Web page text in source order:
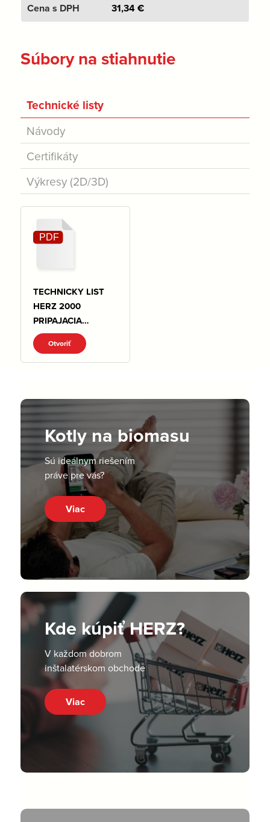
31,34€
Súbory na stiahnutie
Technické listy
Návody
Certifikáty
Výkresy (2D/3D)
TECHNICKY LIST
HERZ 2000
PRIPAJACIA
SUSTAVA.pdf
Otvoriť
Kotly na biomasu
Sú ideálnym riešením
práve pre vás?
Viac
Kde kúpiť HERZ?
V každom dobrom
inštalatérskom obchode
Viac